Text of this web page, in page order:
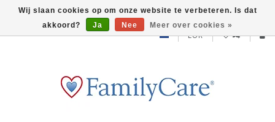
EUR
Wij slaan cookies op om onze website te verbeteren. Is dat
akkoord?
Ja Nee Meer over cookies »